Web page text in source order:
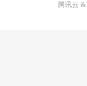
腾讯云 &